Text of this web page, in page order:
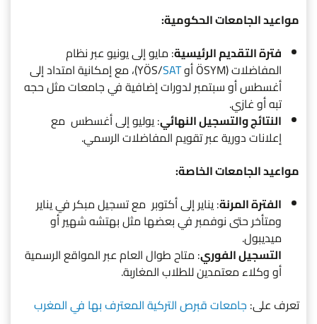
مواعيد الجامعات الحكومية:
فترة التقديم الرئيسية: مايو إلى يونيو عبر نظام
المفاضلات (ÖSYM أو YÖS/
SAT
)، مع إمكانية امتداد إلى
أغسطس أو سبتمبر لدورات إضافية في جامعات مثل حجه
تبه أو غازي.
النتائج والتسجيل النهائي: يوليو إلى أغسطس مع
إعلانات دورية عبر تقويم المفاضلات الرسمي.
مواعيد الجامعات الخاصة:
الفترة المرنة: يناير إلى أكتوبر مع تسجيل مبكر في يناير
ومتأخر حتى نوفمبر في بعضها مثل بهتشه شهير أو
ميديبول.
التسجيل الفوري: متاح طوال العام عبر المواقع الرسمية
أو وكلاء معتمدين للطلاب المغاربة.
تعرف على: جامعات قبرص التركية المعترف بها في المغرب